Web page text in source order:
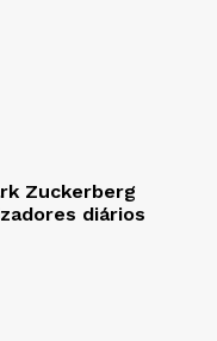
Zuckerberg
diários